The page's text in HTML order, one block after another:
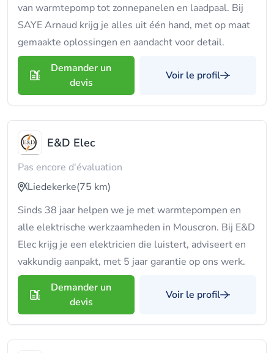
van warmtepomp tot zonnepanelen en laadpaal. Bij
SAYE Arnaud krijg je alles uit één hand, met op maat
gemaakte oplossingen en aandacht voor detail.
Demander un
devis
Voir le profil
E&D Elec
Pas encore d'évaluation
Liedekerke(75 km)
Sinds 38 jaar helpen we je met warmtepompen en
alle elektrische werkzaamheden in Mouscron. Bij E&D
Elec krijg je een elektricien die luistert, adviseert en
vakkundig aanpakt, met 5 jaar garantie op ons werk.
Demander un
devis
Voir le profil